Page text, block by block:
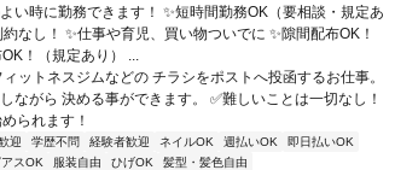
い時に勤務できます！ ✨短時間勤務OK（要相談・規定あ
なし！ ✨仕事や育児、買い物ついでに ✨隙間配布OK！
！（規定あり） ...
ットネスジムなどの チラシをポストへ投函するお仕事。
ながら 決める事ができます。 ✅難しいことは一切なし！
られます！
迎 学歴不問 経験者歓迎 ネイルOK 週払いOK
即日払いOK
アスOK 服装自由 ひげOK 髪型・髪色自由